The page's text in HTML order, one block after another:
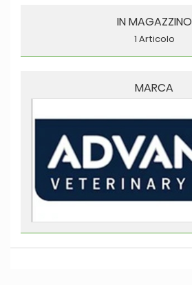
IN MAGAZZINO
1 Articolo
MARCA